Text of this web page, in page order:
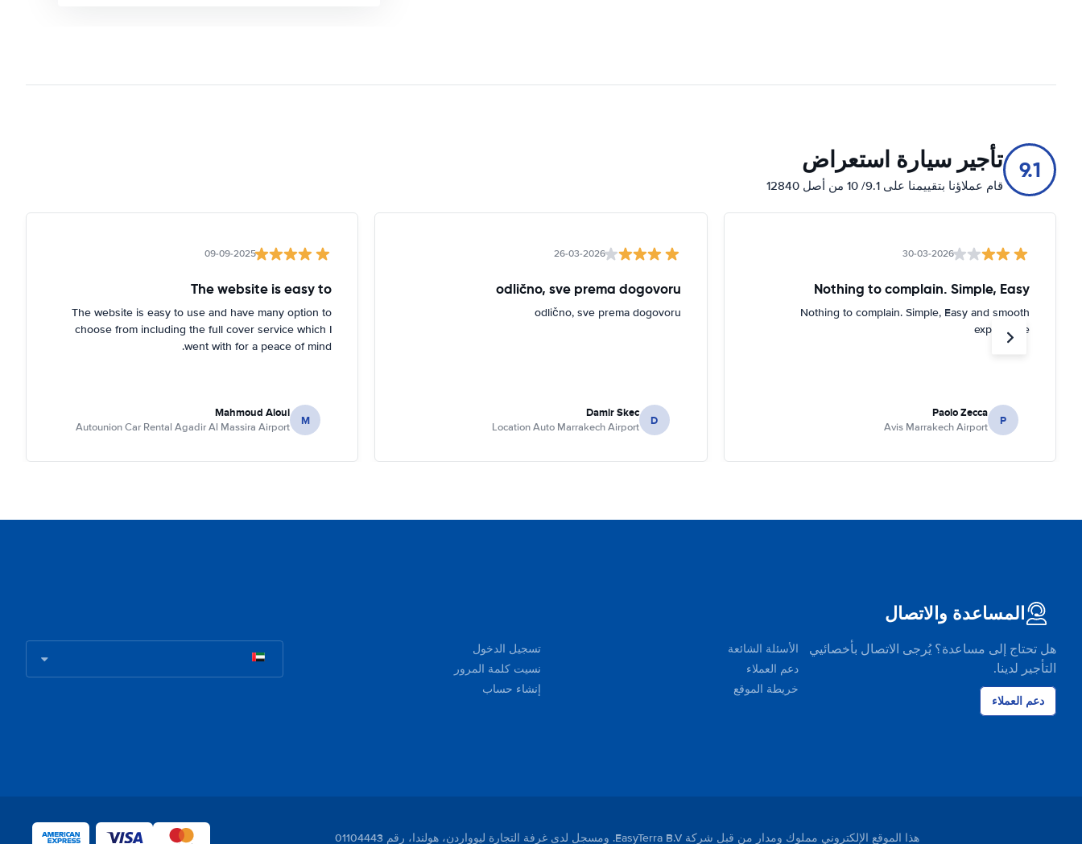
9.1 تأجير سيارة استعراض
قام عملاؤنا بتقييمنا على 9.1/ 10 من أصل 12840
30-03-2026
Nothing to complain. Simple, Easy
Nothing to complain. Simple, Easy and smooth
experience
P
Paolo Zecca
Avis Marrakech Airport
26-03-2026
odlično, sve prema dogovoru
odlično, sve prema dogovoru
D
Damir Skec
Location Auto Marrakech Airport
09-09-2025
The website is easy to
The website is easy to use and have many option to
choose from including the full cover service which I
went with for a peace of mind.
M
Mahmoud Aloui
Autounion Car Rental Agadir Al Massira Airport
المساعدة والاتصال
هل تحتاج إلى مساعدة؟ يُرجى الاتصال بأخصائيي
التأجير لدينا.
دعم العملاء
الأسئلة الشائعة
دعم العملاء
خريطة الموقع
تسجيل الدخول
نسيت كلمة المرور
إنشاء حساب
هذا الموقع الإلكتروني مملوك ومدار من قبل شركة EasyTerra B.V. ومسجل لدى غرفة التجارة ليوواردن، هولندا، رقم 01104443